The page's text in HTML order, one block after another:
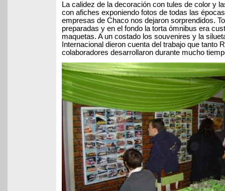
La calidez de la decoración con tules de color y
con afiches exponiendo fotos de todas las
empresas de Chaco nos dejaron sorprendidos.
preparadas y en el fondo la torta ómnibus era
maquetas. A un costado los souvenires y la
Internacional dieron cuenta del trabajo que tanto
colaboradores desarrollaron durante mucho